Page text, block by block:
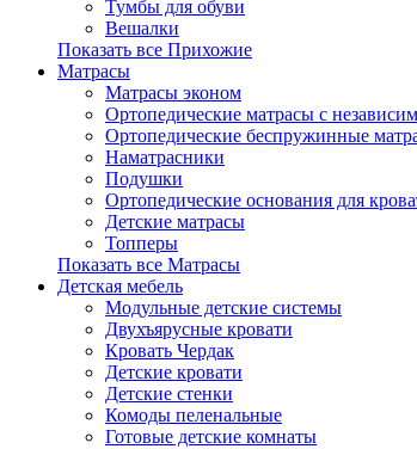
Тумбы для обуви
Вешалки
Показать все Прихожие
Матрасы
Матрасы эконом
Ортопедические матрасы с
Ортопедические беспружинные
Наматрасники
Подушки
Ортопедические основания для
Детские матрасы
Топперы
Показать все Матрасы
Детская мебель
Модульные детские системы
Двухъярусные кровати
Кровать Чердак
Детские кровати
Детские стенки
Комоды пеленальные
Готовые детские комнаты